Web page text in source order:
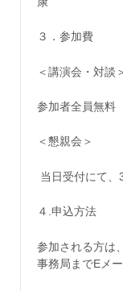
３．参加費
＜講演会・対談
参加者全員無料
＜懇親会＞
当日受付にて、
４.申込方法
参加される方は
事務局までEメ